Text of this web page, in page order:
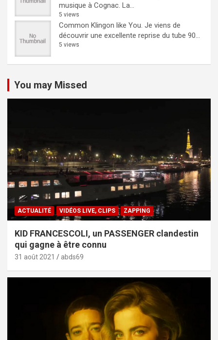
musique à Cognac. La...
5 views
Common Klingon like You. Je viens de
découvrir une excellente reprise du tube 90...
5 views
You may Missed
ACTUALITÉ VIDÉOS LIVE, CLIPS ZAPPING
KID FRANCESCOLI, un PASSENGER clandestin
qui gagne à être connu
31 août 2021 abds69